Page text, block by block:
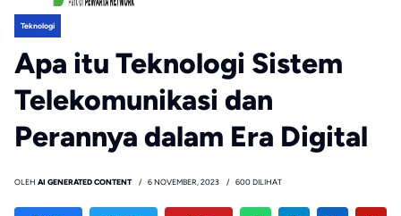
Teknologi
Apa itu Teknologi Sistem
Telekomunikasi dan
Perannya dalam Era Digital
OLEH AI GENERATED CONTENT 6 NOVEMBER, 2023 600 DILIHAT